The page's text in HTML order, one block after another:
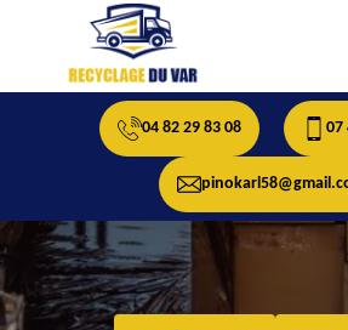
04 82 29 83 08 07